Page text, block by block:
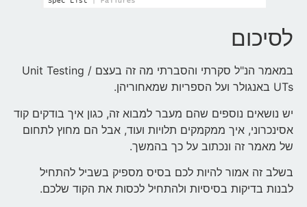
לסיכום
במאמר הנ"ל סקרתי והסברתי מה זה בעצם Unit Testing /
UTs באנגולר ועל הספריות שמאחוריהן.
יש נושאים נוספים שהם מעבר למבוא זה, כגון איך בודקים קוד
אסינכרוני, איך ממקמקים תלויות ועוד, אבל הם מחוץ לתחום
של מאמר זה ונכתוב על כך בהמשך.
בשלב זה אמור להיות לכם בסיס מספיק בשביל להתחיל
לבנות בדיקות בסיסיות ולהתחיל לכסות את הקוד שלכם.